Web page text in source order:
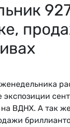
на ВДНХ. А так